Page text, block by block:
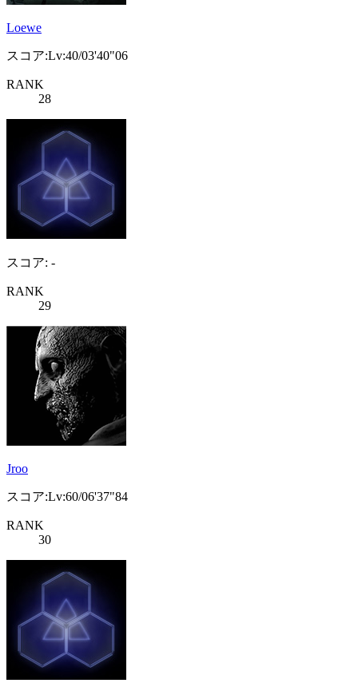
Loewe
スコア:Lv:40/03'40"06
RANK
28
スコア: -
RANK
29
Jroo
スコア:Lv:60/06'37"84
RANK
30